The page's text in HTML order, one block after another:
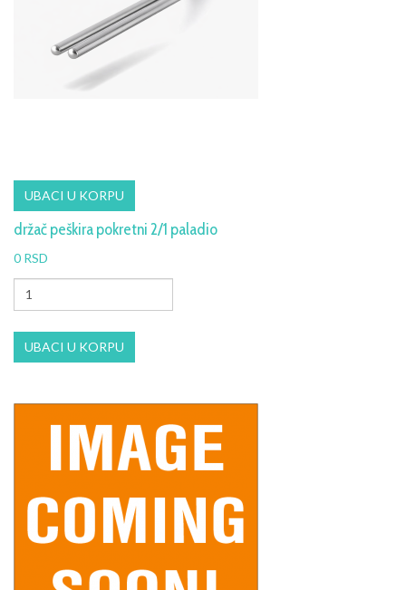
držač peškira pokretni 2/1 paladio
0 RSD